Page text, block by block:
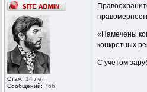
Стаж: 14 лет
Сообщений: 766
«Намечены
конкретных
С учетом